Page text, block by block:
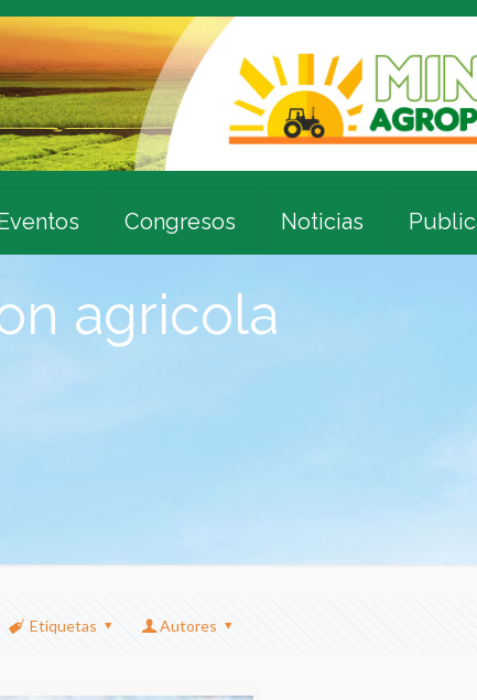
Congresos Noticias
agricola
Etiquetas Autores